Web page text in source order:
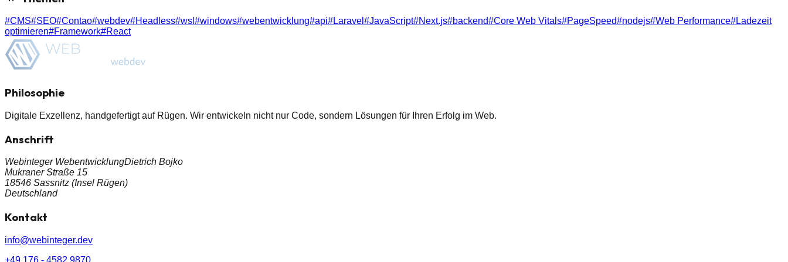
#CMS#SEO#Contao#webdev#Headless#wsl #windows#webentwicklung#api#Laravel #JavaScript#Next.js#backend#Core Web Vitals#PageSpeed#nodejs#Web Performance#Ladezeit
optimieren#Framework#React
Philosophie
Digitale Exzellenz, handgefertigt auf Rügen. Wir entwickeln nicht nur Code, sondern Lösungen für Ihren Erfolg im Web.
Anschrift
Webinteger WebentwicklungDietrich Bojko
Mukraner Straße 15
18546 Sassnitz (Insel Rügen)
Deutschland
Kontakt
info@webinteger.dev
+49 176 - 4582 9870